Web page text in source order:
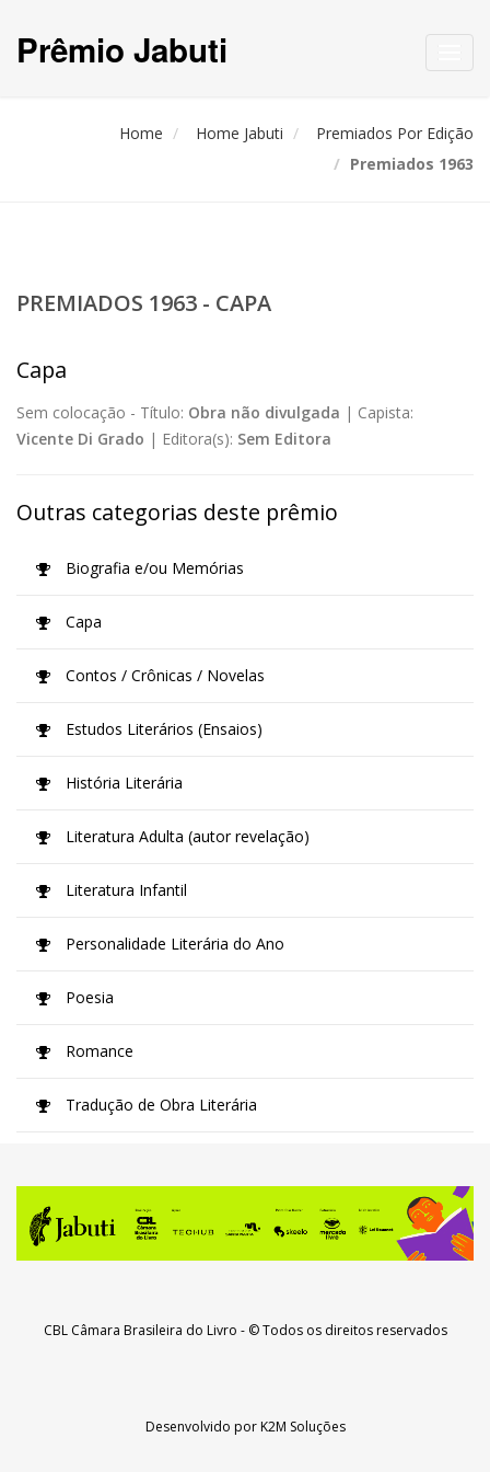
Prêmio Jabuti
Home Home Jabuti
Premiados Por Edição
Premiados 1963
PREMIADOS 1963 - CAPA
Capa
Sem colocação - Título: Obra não divulgada | Capista:
Vicente Di Grado | Editora(s): Sem Editora
Outras categorias deste prêmio
Biografia e/ou Memórias
Capa
Contos / Crônicas / Novelas
Estudos Literários (Ensaios)
História Literária
Literatura Adulta (autor revelação)
Literatura Infantil
Personalidade Literária do Ano
Poesia
Romance
Tradução de Obra Literária
CBL Câmara Brasileira do Livro - © Todos os direitos reservados
Desenvolvido porK2M Soluções